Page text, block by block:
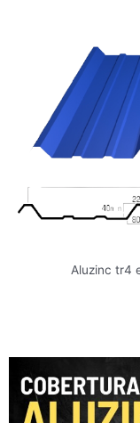
Aluzinc tr4